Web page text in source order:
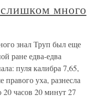
много
знал Труп был еще
ране едва-едва
пуля калибра 7,65,
уха, разнесла
часов 20 минут 27